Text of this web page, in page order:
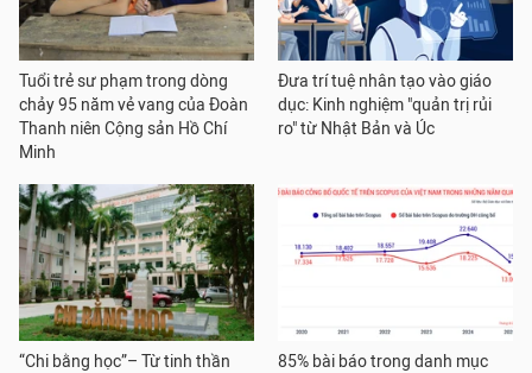
Tuổi trẻ sư phạm trong dòng
chảy 95 năm vẻ vang của Đoàn
Thanh niên Cộng sản Hồ Chí
Minh
Đưa trí tuệ nhân tạo vào giáo
dục: Kinh nghiệm "quản trị rủi
ro" từ Nhật Bản và Úc
“Chi bằng học”– Từ tinh thần
85% bài báo trong danh mục